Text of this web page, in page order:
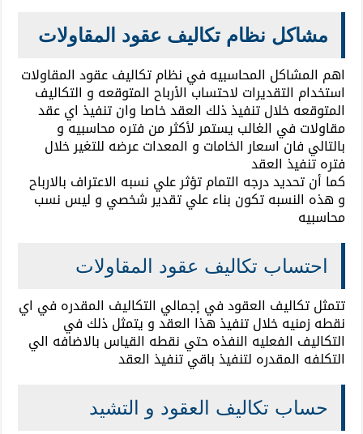
مشاكل نظام تكاليف عقود المقاولات
اهم المشاكل المحاسبيه في نظام تكاليف عقود المقاولات
استخدام التقديرات لاحتساب الأرباح المتوقعه و التكاليف
المتوقعه خلال تنفيذ ذلك العقد خاصا وان تنفيذ اي عقد
مقاولات في الغالب يستمر لأكثر من فتره محاسبيه و
بالتالي فان اسعار الخامات و المعدات عرضه للتغير خلال
فتره تنفيذ العقد
كما أن تحديد درجه التمام تؤثر علي نسبه الاعتراف بالارباح
و هذه النسبه تكون بناء علي تقدير شخصي و ليس نسب
محاسبيه
احتساب تكاليف عقود المقاولات
تتمثل تكاليف العقود في إجمالي التكاليف المقدره في اي
نقطه زمنيه خلال تنفيذ هذا العقد و يتمثل ذلك في
التكاليف الفعليه النفذه حتي نقطه القياس بالاضافه الي
التكلفه المقدره لتنفيذ باقي تنفيذ العقد
حساب تكاليف العقود و التشيد